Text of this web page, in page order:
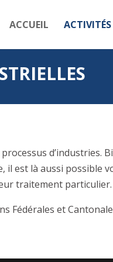
ACCUEIL ACTIVITÉS
d’industries.
est là aussi possible
traitement particulier.
Fédérales et